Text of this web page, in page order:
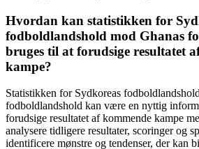
Hvordan kan statistikken for
fodboldlandshold mod Ghanas
bruges til at forudsige resultatet
kampe?
Statistikken for Sydkoreas
fodboldlandshold kan være en nyttig
forudsige resultatet af kommende kampe
analysere tidligere resultater, scoringer og
identificere mønstre og tendenser, der kan